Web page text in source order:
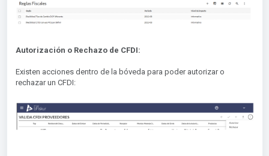
Autorización o Rechazo de CFDI:
Existen acciones dentro de la bóveda para poder autorizar o
rechazar un CFDI: